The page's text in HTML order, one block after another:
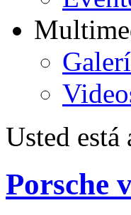
Usted está
Porsche